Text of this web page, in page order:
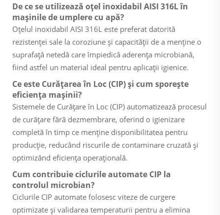
De ce se utilizează oțel inoxidabil AISI 316L în
mașinile de umplere cu apă?
Oțelul inoxidabil AISI 316L este preferat datorită
rezistenței sale la coroziune și capacității de a menține o
suprafață netedă care împiedică aderența microbiană,
fiind astfel un material ideal pentru aplicații igienice.
Ce este Curățarea în Loc (CIP) și cum sporește
eficiența mașinii?
Sistemele de Curățare în Loc (CIP) automatizează procesul
de curățare fără dezmembrare, oferind o igienizare
completă în timp ce menține disponibilitatea pentru
producție, reducând riscurile de contaminare cruzată și
optimizând eficiența operațională.
Cum contribuie ciclurile automate CIP la
controlul microbian?
Ciclurile CIP automate folosesc viteze de curgere
optimizate și validarea temperaturii pentru a elimina